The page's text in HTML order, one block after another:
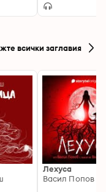
всички заглавия
Лехуса
Васил Попов